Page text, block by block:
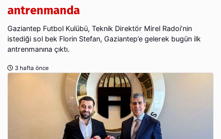
antrenmanda
Gaziantep Futbol Kulübü, Teknik Direktör Mirel Radoi’nin
istediği sol bek Florin Stefan, Gaziantep’e gelerek bugün ilk
antrenmanına çıktı.
3 hafta önce